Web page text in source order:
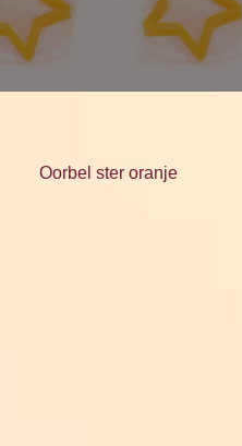
Oorbel ster oranje